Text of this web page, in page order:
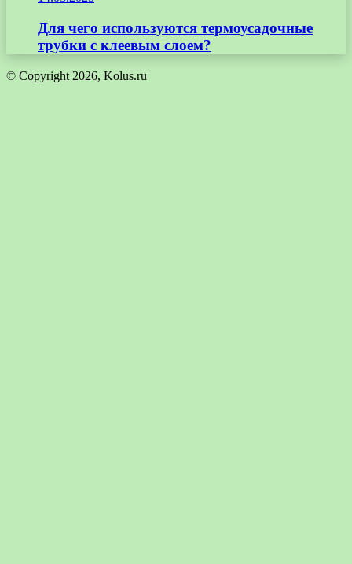
Для чего используются термоусадочные
трубки с клеевым слоем?
© Copyright 2026, Kolus.ru